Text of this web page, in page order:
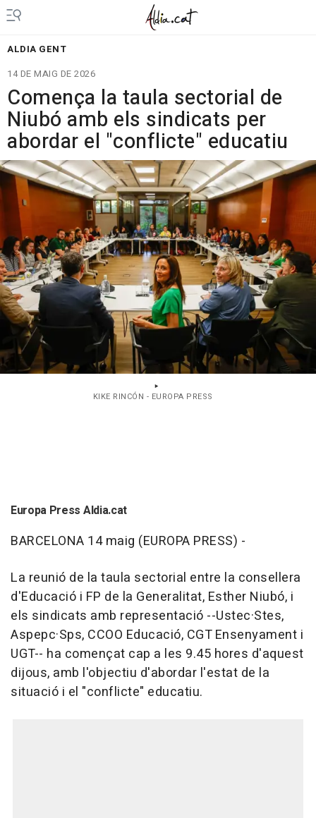
ALDIA GENT
14 DE MAIG DE 2026
Comença la taula sectorial de
Niubó amb els sindicats per
abordar el "conflicte" educatiu
KIKE RINCÓN - EUROPA PRESS
Europa Press Aldia.cat
BARCELONA 14 maig (EUROPA PRESS) -
La reunió de la taula sectorial entre la consellera
d'Educació i FP de la Generalitat, Esther Niubó, i
els sindicats amb representació --Ustec·Stes,
Aspepc·Sps, CCOO Educació, CGT Ensenyament i
UGT-- ha començat cap a les 9.45 hores d'aquest
dijous, amb l'objectiu d'abordar l'estat de la
situació i el "conflicte" educatiu.